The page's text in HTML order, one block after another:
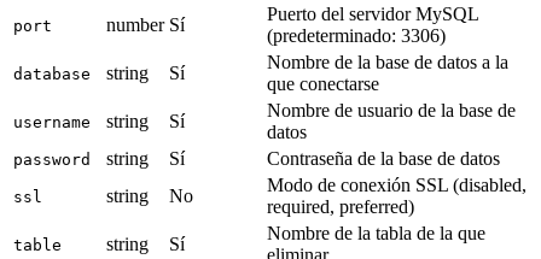
port number Sí
Puerto del servidor MySQL
(predeterminado: 3306)
database string Sí
Nombre de la base de datos a la
que conectarse
username string Sí
Nombre de usuario de la base de
datos
password string Sí Contraseña de la base de datos
ssl string No
Modo de conexión SSL (disabled,
required, preferred)
table string Sí
Nombre de la tabla de la que